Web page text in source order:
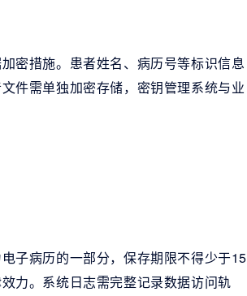
密措施。患者姓名、病历号等标识信息
件需单独加密存储，密钥管理系统与业
子病历的一部分，保存期限不得少于15
力。系统日志需完整记录数据访问轨